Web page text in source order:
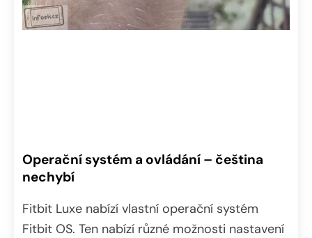
Operační systém a ovládání – čeština
nechybí
Fitbit Luxe nabízí vlastní operační systém
Fitbit OS. Ten nabízí různé možnosti nastavení